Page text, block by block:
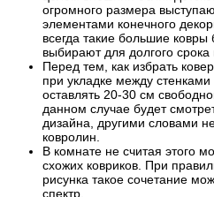
огромного размера
элементами конечного
всегда такие большие ковры
выбирают для долгого срока
Перед тем, как избрать
при укладке между
оставлять 20-30 см
данном случае будет
дизайна, другими словами
ковролин.
В комнате не считая этого
схожих ковриков. При
рисунка такое сочетание
спектр.